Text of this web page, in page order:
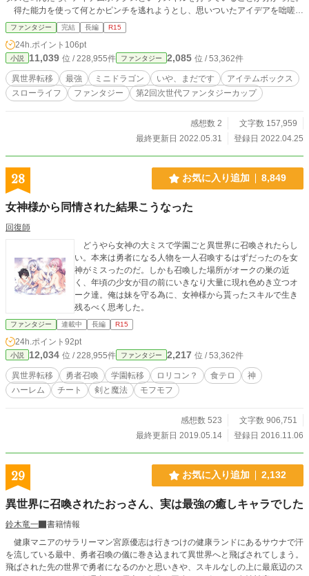
得た能力を使って何とかピンチを逃れようとし、思いついたアイデアを咄嗟に
実行に移したんだ。 直後、俺の体はアイテムボックスの中に入り、難を逃れ
ることができた。 このまま戻っても捻りつぶされるだけだ。 そこで、アイ
テムボックスの中は時間が流れないことを利用し、チュートリアルバトルを繰り
返すこと1億回。ついにレベルがカンストする。 アイテムボックスの外に出た
俺はドラゴンの角を折り、危機を脱する。 助けた竜の巫女と共に彼女の村へ
向かうことになった俺だったが――。
ファンタジー 完結 長編 R15
24h.ポイント 106pt
小説 11,039 位 / 228,955件 ファンタジー 2,085 位 / 53,362件
異世界転移 最強 ミニドラゴン いや、まだです
アイテムボックス
スローライフ
ファンタジー 第2回次世代ファンタジーカップ
感想数 2
文字数 157,959
最終更新日 2022.05.31
登録日 2022.04.25
28 お気に入り追加 8,849
女神様から同情された結果こうなった
回復師
どうやら女神の大ミスで学園ごと異世界に召喚されたらし
い。本来は勇者になる人物を一人召喚するはずだったのを女
神がミスったのだ。しかも召喚した場所がオークの巣の近
く、年頃の少女が目の前にいきなり大量に現れ色めき立つオ
ーク達。俺は妹を守る為に、女神様から貰ったスキルで生き
残るべく思考した。
ファンタジー 連載中 長編 R15
24h.ポイント 92pt
小説 12,034 位 / 228,955件 ファンタジー 2,217 位 / 53,362件
異世界転移 勇者召喚 学園転移 ロリコン？ 食テロ
神
ハーレム
チート 剣と魔法 モフモフ
感想数 523
文字数 906,751
最終更新日 2019.05.14
登録日 2016.11.06
29 お気に入り追加 2,132
異世界に召喚されたおっさん、実は最強の癒しキャラでした
鈴木竜一
書籍情報
健康マニアのサラリーマン宮原優志は行きつけの健康ランドにあるサウナで汗
を流している最中、勇者召喚の儀に巻き込まれて異世界へと飛ばされてしまう。
飛ばされた先の世界で勇者になるのかと思いきや、スキルなしの上に最底辺のス